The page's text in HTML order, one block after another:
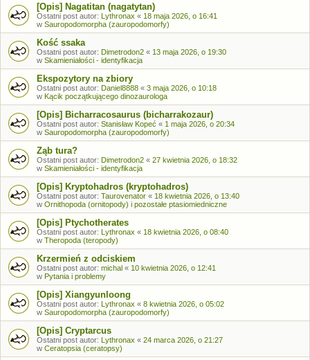
[Opis] Nagatitan (nagatytan)
Ostatni post autor: Lythronax « 18 maja 2026, o 16:41
w Sauropodomorpha (zauropodomorfy)
Kość ssaka
Ostatni post autor: Dimetrodon2 « 13 maja 2026, o 19:30
w Skamieniałości - identyfikacja
Ekspozytory na zbiory
Ostatni post autor: Daniel8888 « 3 maja 2026, o 10:18
w Kącik początkującego dinozaurologa
[Opis] Bicharracosaurus (bicharrakozaur)
Ostatni post autor: Stanisław Kopeć « 1 maja 2026, o 20:34
w Sauropodomorpha (zauropodomorfy)
Ząb tura?
Ostatni post autor: Dimetrodon2 « 27 kwietnia 2026, o 18:32
w Skamieniałości - identyfikacja
[Opis] Kryptohadros (kryptohadros)
Ostatni post autor: Taurovenator « 18 kwietnia 2026, o 13:40
w Ornithopoda (ornitopody) i pozostałe ptasiomiedniczne
[Opis] Ptychotherates
Ostatni post autor: Lythronax « 18 kwietnia 2026, o 08:40
w Theropoda (teropody)
Krzermień z odciskiem
Ostatni post autor: michal « 10 kwietnia 2026, o 12:41
w Pytania i problemy
[Opis] Xiangyunloong
Ostatni post autor: Lythronax « 8 kwietnia 2026, o 05:02
w Sauropodomorpha (zauropodomorfy)
[Opis] Cryptarcus
Ostatni post autor: Lythronax « 24 marca 2026, o 21:27
w Ceratopsia (ceratopsy)